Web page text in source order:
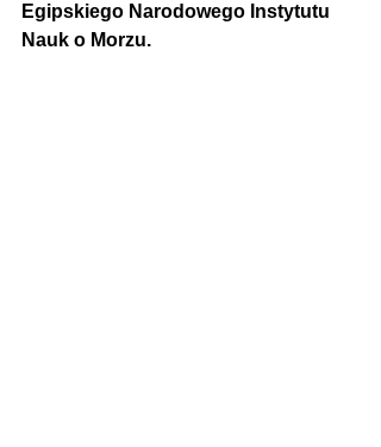
Egipskiego Narodowego Instytutu
Nauk o Morzu.